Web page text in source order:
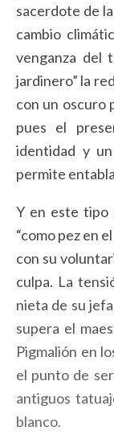
sacerdote de
cambio
venganza del
jardinero” la
con un oscuro
pues el
identidad y
permite
Y en este tipo
“como pez en
con su
culpa. La
nieta de su
supera el
Pigmalión en
el punto de
antiguos
blanco.